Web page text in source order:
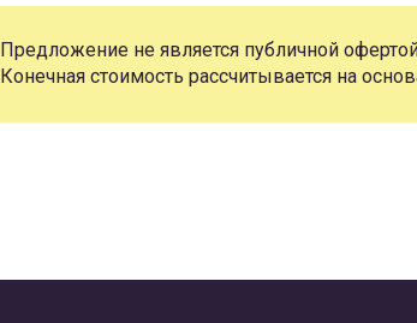
Предложение не является публичной
Конечная стоимость рассчитывается на